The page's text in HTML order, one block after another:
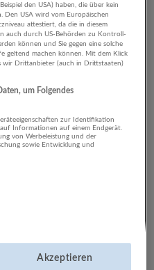
Lager IT-
Salzburg
| Einzelhandel |
den USA) haben, die über kein
Den USA wird vom Europäischen
attestiert, da die in diesem
auch durch US-Behörden zu Kontroll-
können und Sie gegen eine solche
geltend machen können. Mit dem Klick
wir Drittanbieter (auch in Drittstaaten)
um Folgendes
zur Identifikation
Informationen auf einem Endgerät.
von Werbeleistung und der
sowie Entwicklung und
Akzeptieren